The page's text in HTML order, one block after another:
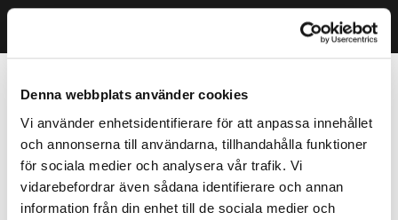
Denna webbplats använder cookies
Vi använder enhetsidentifierare för att anpassa innehållet
och annonserna till användarna, tillhandahålla funktioner
för sociala medier och analysera vår trafik. Vi
vidarebefordrar även sådana identifierare och annan
information från din enhet till de sociala medier och